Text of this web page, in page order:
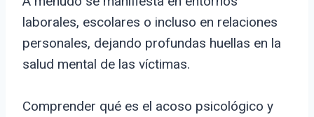
laborales, escolares o incluso en relaciones
personales, dejando profundas huellas en la
salud mental de las víctimas.
Comprender qué es el acoso psicológico y